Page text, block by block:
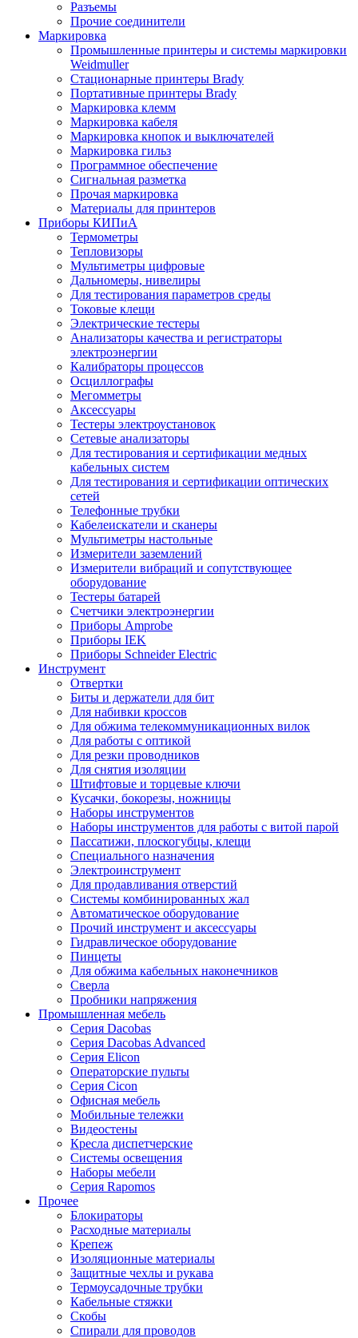
Разъемы
Прочие соединители
Маркировка
Промышленные принтеры и системы маркировки
Weidmuller
Стационарные принтеры Brady
Портативные принтеры Brady
Маркировка клемм
Маркировка кабеля
Маркировка кнопок и выключателей
Маркировка гильз
Программное обеспечение
Сигнальная разметка
Прочая маркировка
Материалы для принтеров
Приборы КИПиА
Термометры
Тепловизоры
Мультиметры цифровые
Дальномеры, нивелиры
Для тестирования параметров среды
Токовые клещи
Электрические тестеры
Анализаторы качества и регистраторы
электроэнергии
Калибраторы процессов
Осциллографы
Мегомметры
Аксессуары
Тестеры электроустановок
Сетевые анализаторы
Для тестирования и сертификации медных
кабельных систем
Для тестирования и сертификации оптических
сетей
Телефонные трубки
Кабелеискатели и сканеры
Мультиметры настольные
Измерители заземлений
Измерители вибраций и сопутствующее
оборудование
Тестеры батарей
Счетчики электроэнергии
Приборы Amprobe
Приборы IEK
Приборы Schneider Electric
Инструмент
Отвертки
Биты и держатели для бит
Для набивки кроссов
Для обжима телекоммуникационных вилок
Для работы с оптикой
Для резки проводников
Для снятия изоляции
Штифтовые и торцевые ключи
Кусачки, бокорезы, ножницы
Наборы инструментов
Наборы инструментов для работы с витой парой
Пассатижи, плоскогубцы, клещи
Специального назначения
Электроинструмент
Для продавливания отверстий
Системы комбинированных жал
Автоматическое оборудование
Прочий инструмент и аксессуары
Гидравлическое оборудование
Пинцеты
Для обжима кабельных наконечников
Сверла
Пробники напряжения
Промышленная мебель
Серия Dacobas
Серия Dacobas Advanced
Серия Elicon
Операторские пульты
Серия Cicon
Офисная мебель
Мобильные тележки
Видеостены
Кресла диспетчерские
Системы освещения
Наборы мебели
Серия Rapomos
Прочее
Блокираторы
Расходные материалы
Крепеж
Изоляционные материалы
Защитные чехлы и рукава
Термоусадочные трубки
Кабельные стяжки
Скобы
Спирали для проводов